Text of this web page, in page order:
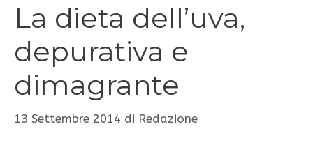
La dieta dell’uva,
depurativa e
dimagrante
13 Settembre 2014 di Redazione